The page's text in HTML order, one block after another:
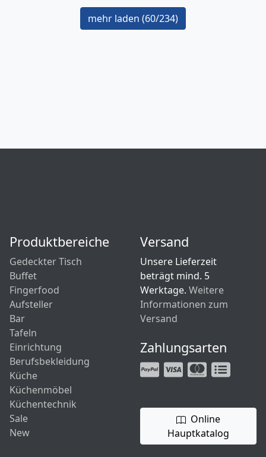
mehr laden (60/234)
Produktbereiche
Gedeckter Tisch
Buffet
Fingerfood
Aufsteller
Bar
Tafeln
Einrichtung
Berufsbekleidung
Küche
Küchenmöbel
Küchentechnik
Sale
New
Versand
Unsere Lieferzeit
beträgt mind. 5
Werktage. Weitere
Informationen zum
Versand
Zahlungsarten
Online
Hauptkatalog